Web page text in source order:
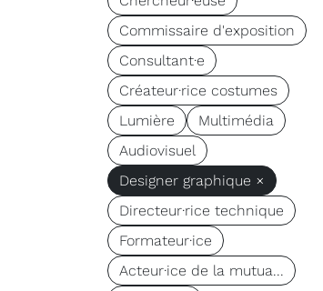
Commissaire d'exposition
Consultant·e
Créateur·rice costumes
Lumière
Multimédia
Audiovisuel
Designer graphique ×
Directeur·rice technique
Formateur·ice
Acteur·ice de la mutua...